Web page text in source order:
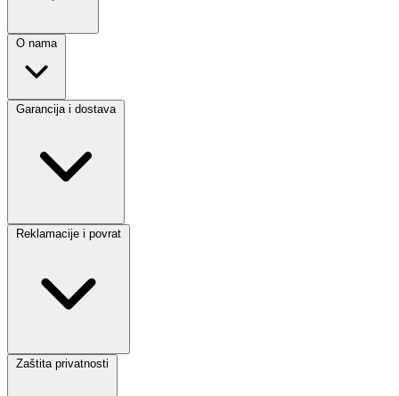
O nama
Garancija i dostava
Reklamacije i povrat
Zaštita privatnosti